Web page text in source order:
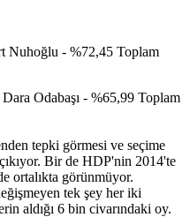
Nuhoğlu - %72,45 Toplam
Odabaşı - %65,99 Toplam
tepki görmesi ve seçime
çıkıyor. Bir de HDP'nin 2014'te
ortalıkta görünmüyor.
tek şey her iki
aldığı 6 bin civarındaki oy.